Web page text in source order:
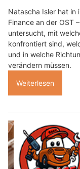
Natascha Isler hat in
Finance an der OST
untersucht, mit
konfrontiert sind,
und in welche
verändern müssen.
Weiterlesen